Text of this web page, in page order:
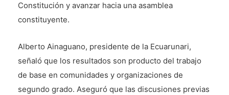
Constitución y avanzar hacia una asamblea
constituyente.
Alberto Ainaguano, presidente de la Ecuarunari,
señaló que los resultados son producto del trabajo
de base en comunidades y organizaciones de
segundo grado. Aseguró que las discusiones previas